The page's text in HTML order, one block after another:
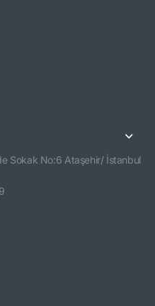
Sokak No:6 Ataşehir/ İstanbul